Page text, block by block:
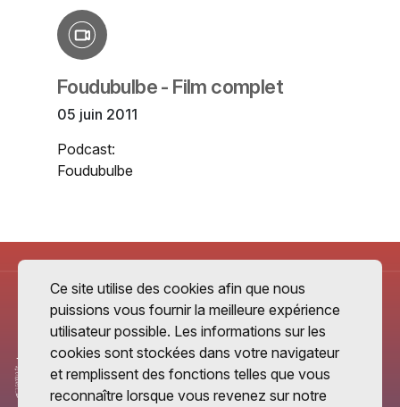
Foudubulbe - Film complet
05 juin 2011
Podcast:
Foudubulbe
Ce site utilise des cookies afin que nous
puissions vous fournir la meilleure expérience
utilisateur possible. Les informations sur les
cookies sont stockées dans votre navigateur
et remplissent des fonctions telles que vous
reconnaître lorsque vous revenez sur notre